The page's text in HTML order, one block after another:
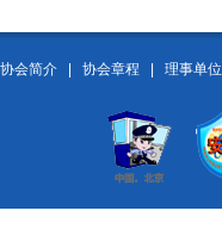
协会简介 协会章程 理事单位